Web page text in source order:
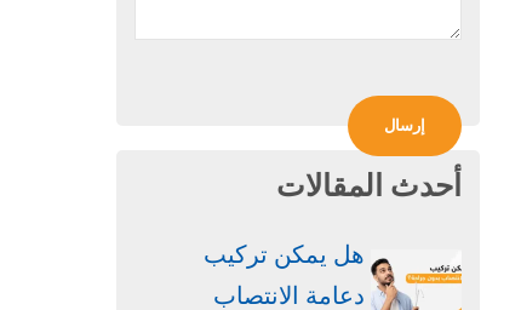
أحدث المقالات
هل يمكن تركيب
دعامة الانتصاب